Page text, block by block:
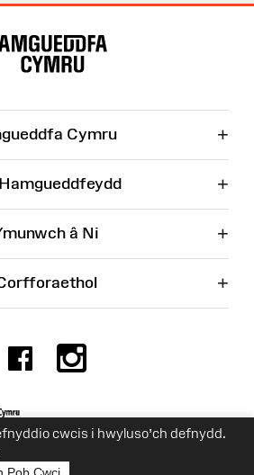
cwcis i hwyluso’ch defnydd.
Pob Cwci
Cymru +
+
â Ni +
+
Facebook